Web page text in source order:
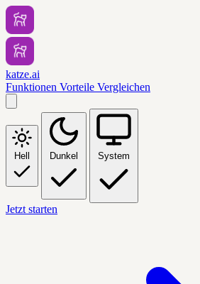
katze.ai
Funktionen Vorteile Vergleichen
Hell Dunkel System
Jetzt starten